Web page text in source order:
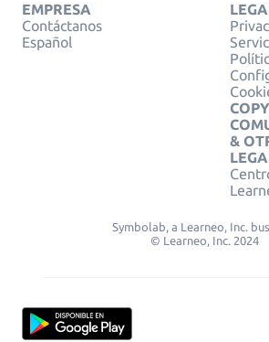
EMPRESA
Contáctanos
Español
&
Symbolab, a Learneo, Inc.
© Learneo, Inc. 2024